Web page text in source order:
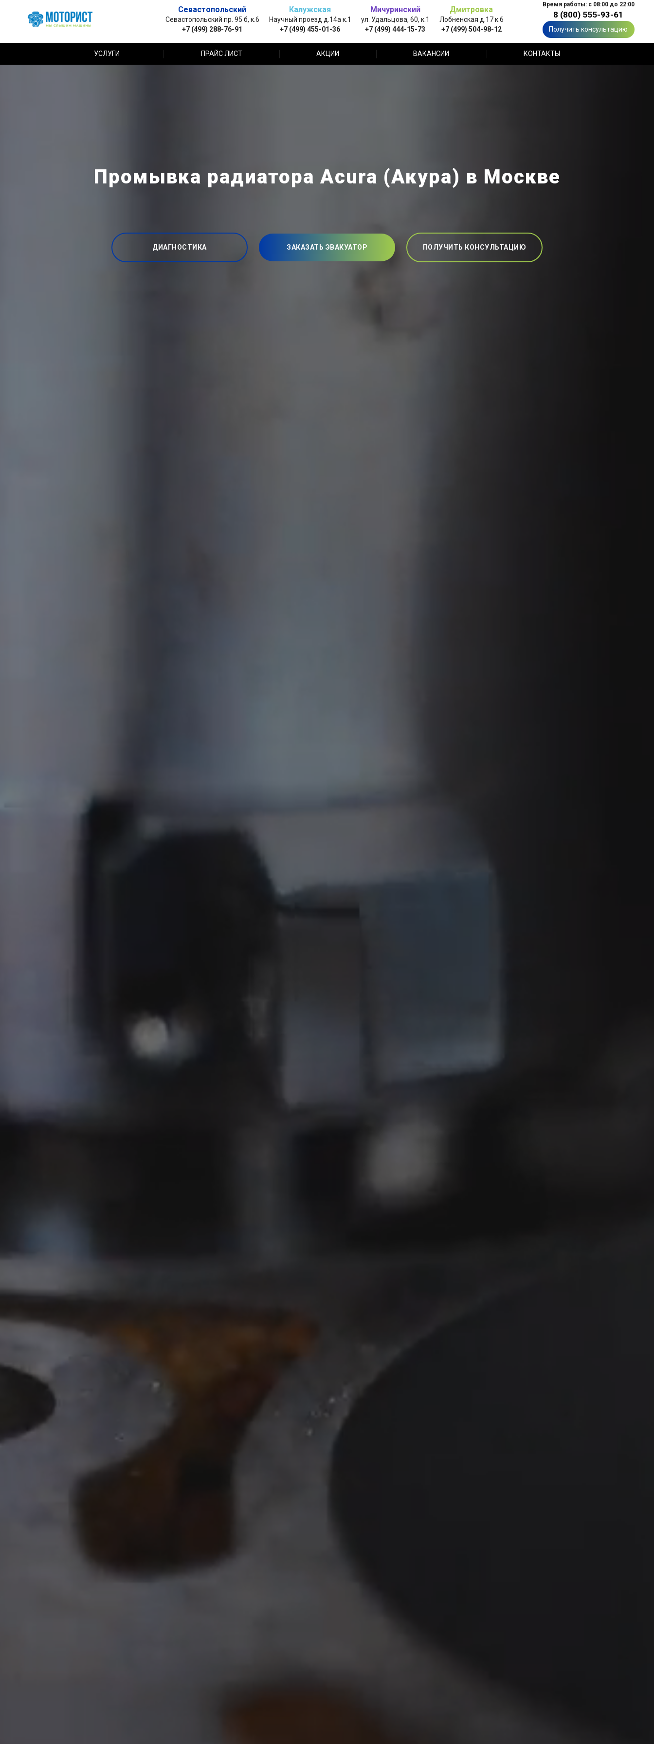
Севастопольский
Севастопольский пр. 95 б, к.6
+7 (499) 288-76-91
Калужская
Научный проезд д.14а к.1
+7 (499) 455-01-36
Мичуринский
ул. Удальцова, 60, к.1
+7 (499) 444-15-73
Дмитровка
Лобненская д.17 к.6
+7 (499) 504-98-12
Время работы: с 08:00 до 22:00
8 (800) 555-93-61
Получить консультацию
УСЛУГИ ПРАЙС ЛИСТ АКЦИИ ВАКАНСИИ КОНТАКТЫ
Промывка радиатора Acura (Акура) в Москве
ДИАГНОСТИКА ЗАКАЗАТЬ ЭВАКУАТОР ПОЛУЧИТЬ КОНСУЛЬТАЦИЮ